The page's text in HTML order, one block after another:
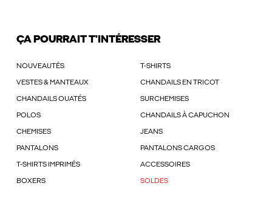
ÇA POURRAIT T'INTÉRESSER
NOUVEAUTÉS T-SHIRTS
VESTES & MANTEAUX CHANDAILS EN TRICOT
CHANDAILS OUATÉS SURCHEMISES
POLOS CHANDAILS À CAPUCHON
CHEMISES JEANS
PANTALONS PANTALONS CARGOS
T-SHIRTS IMPRIMÉS ACCESSOIRES
BOXERS SOLDES